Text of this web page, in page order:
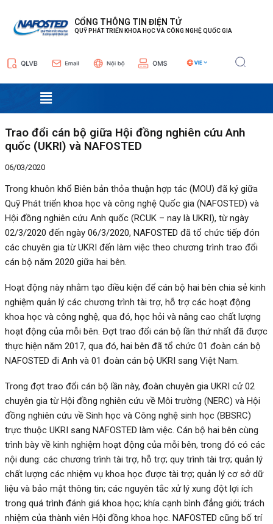
CỔNG THÔNG TIN ĐIỆN TỬ
QUỸ PHÁT TRIỂN KHOA HỌC VÀ CÔNG NGHỆ QUỐC GIA
Menu
Trao đổi cán bộ giữa Hội đồng nghiên cứu Anh
quốc (UKRI) và NAFOSTED
06/03/2020
Trong khuôn khổ Biên bản thỏa thuận hợp tác (MOU) đã ký giữa
Quỹ Phát triển khoa học và công nghệ Quốc gia (NAFOSTED) và
Hội đồng nghiên cứu Anh quốc (RCUK – nay là UKRI), từ ngày
02/3/2020 đến ngày 06/3/2020, NAFOSTED đã tổ chức tiếp đón
các chuyên gia từ UKRI đến làm việc theo chương trình trao đổi
cán bộ năm 2020 giữa hai bên.
Hoạt động này nhằm tạo điều kiện để cán bộ hai bên chia sẻ kinh
nghiệm quản lý các chương trình tài trợ, hỗ trợ các hoạt động
khoa học và công nghệ, qua đó, học hỏi và nâng cao chất lượng
hoạt động của mỗi bên. Đợt trao đổi cán bộ lần thứ nhất đã được
thực hiện năm 2017, qua đó, hai bên đã tổ chức 01 đoàn cán bộ
NAFOSTED đi Anh và 01 đoàn cán bộ UKRI sang Việt Nam.
Trong đợt trao đổi cán bộ lần này, đoàn chuyên gia UKRI cử 02
chuyên gia từ Hội đồng nghiên cứu về Môi trường (NERC) và Hội
đồng nghiên cứu về Sinh học và Công nghệ sinh học (BBSRC)
trực thuộc UKRI sang NAFOSTED làm việc. Cán bộ hai bên cùng
trình bày về kinh nghiệm hoạt động của mỗi bên, trong đó có các
nội dung: các chương trình tài trợ, hỗ trợ; quy trình tài trợ; quản lý
chất lượng các nhiệm vụ khoa học được tài trợ; quản lý cơ sở dữ
liệu và bảo mật thông tin; các nguyên tắc xử lý xung đột lợi ích
trong quá trình đánh giá khoa học; khía cạnh bình đẳng giới; trách
nhiệm của thành viên Hội đồng khoa học. NAFOSTED cũng bố trí
hướng
bài